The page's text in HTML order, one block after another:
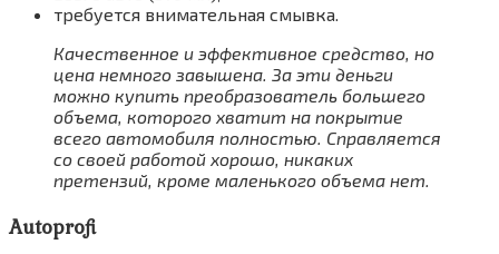
требуется внимательная смывка.
Качественное и эффективное средство, но
цена немного завышена. За эти деньги
можно купить преобразователь большего
объема, которого хватит на покрытие
всего автомобиля полностью. Справляется
со своей работой хорошо, никаких
претензий, кроме маленького объема нет.
Autoprofi